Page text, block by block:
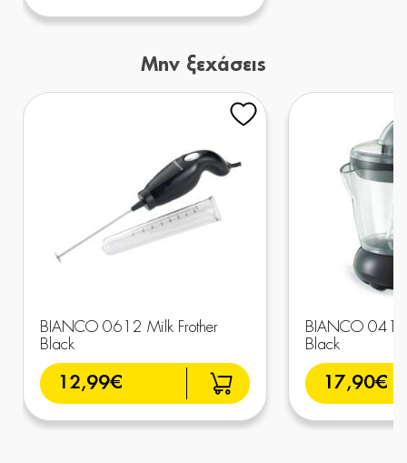
Μην ξεχάσεις
BIANCO 0612 Milk Frother
Black
12,99€
BIANCO 0415
Black
17,90€